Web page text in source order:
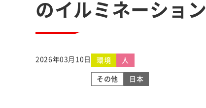
のイルミネーショ
2026年03月10日 環境 人
その他 日本